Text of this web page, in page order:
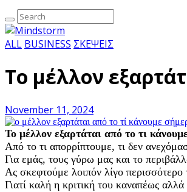
ALL BUSINESS ΣΚΕΨΕΙΣ
Το μέλλον
November 11, 2024
Το μέλλον εξαρτάται από το τι
Από το τι απορρίπτουμε, τι δεν
Για εμάς, τους γύρω μας και το
Ας σκεφτούμε λοιπόν λίγο
Γιατί καλή η κριτική του καναπέως αλλά